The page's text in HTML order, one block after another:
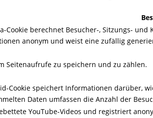
Cookie berechnet Besucher-, Sitzungs-
anonym und weist eine zufällig
Seitenaufrufe zu speichern und zu zählen.
Cookie speichert Informationen
Daten umfassen die Anzahl der
YouTube-Videos und registriert